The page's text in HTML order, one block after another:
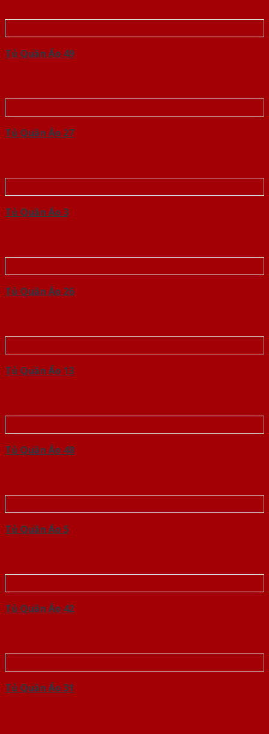
Tủ Quần Áo 49
Tủ Quần Áo 27
Tủ Quần Áo 3
Tủ Quần Áo 26
Tủ Quần Áo 13
Tủ Quần Áo 48
Tủ Quần Áo 5
Tủ Quần Áo 42
Tủ Quần Áo 31